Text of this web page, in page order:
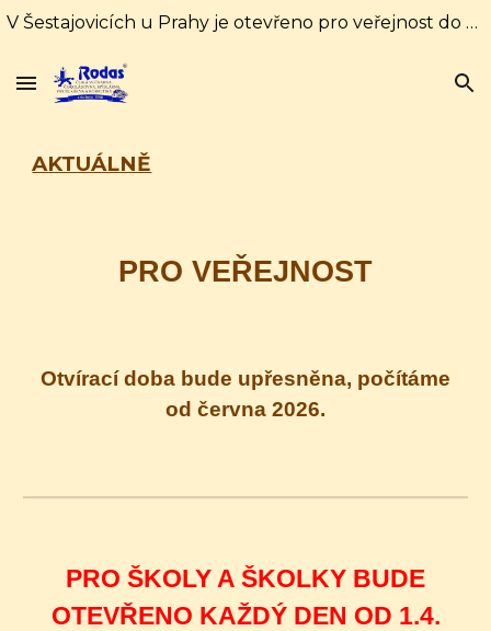
V Šestajovicích u Prahy je otevřeno pro veřejnost do 31. srpna každý den od 10:00 do 16:00 hodin. Od 1. září pouze soboty a neděle od 10:00 do 18:00
AKTUÁLNĚ
PRO VEŘEJNOST
Otvírací doba bude upřesněna, počítáme
od června 2026.
PRO ŠKOLY A ŠKOLKY BUDE
OTEVŘENO KAŽDÝ DEN OD 1.4.